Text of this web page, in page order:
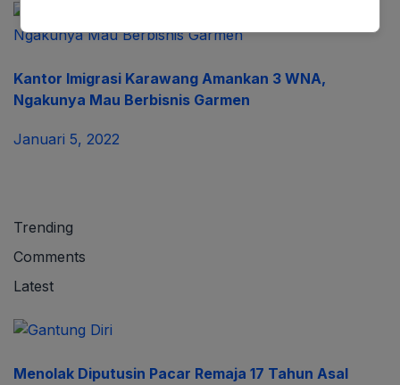
Kantor Imigrasi Karawang Amankan 3 WNA,
Ngakunya Mau Berbisnis Garmen
Januari 5, 2022
Trending
Comments
Latest
Menolak Diputusin Pacar Remaja 17 Tahun Asal